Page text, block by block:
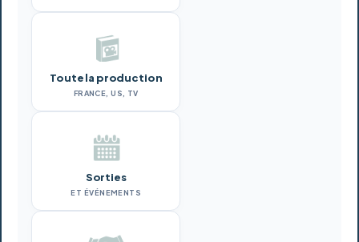
Toute la production
FRANCE, US, TV
Sorties
ET ÉVÉNEMENTS